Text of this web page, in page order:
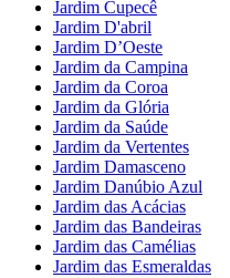
Jardim Cupecê
Jardim D'abril
Jardim D’Oeste
Jardim da Campina
Jardim da Coroa
Jardim da Glória
Jardim da Saúde
Jardim da Vertentes
Jardim Damasceno
Jardim Danúbio Azul
Jardim das Acácias
Jardim das Bandeiras
Jardim das Camélias
Jardim das Esmeraldas